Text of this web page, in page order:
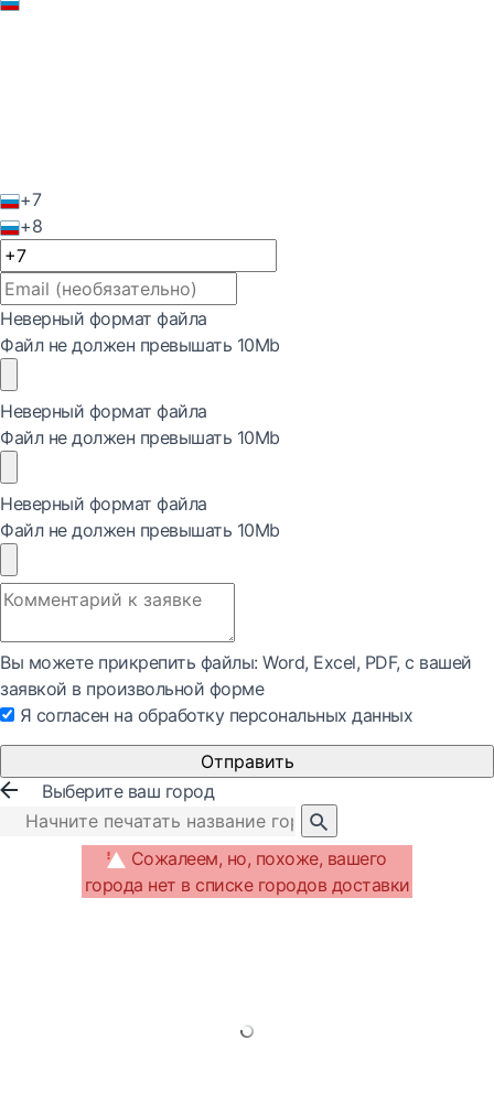
+7
+8
Неверный формат файла
Файл не должен превышать 10Mb
Неверный формат файла
Файл не должен превышать 10Mb
Неверный формат файла
Файл не должен превышать 10Mb
Вы можете прикрепить файлы: Word, Exсel, PDF, с вашей
заявкой в произвольной форме
Я согласен на обработку персональных данных
Отправить
Выберите ваш город
Сожалеем, но, похоже, вашего
города нет в списке городов доставки